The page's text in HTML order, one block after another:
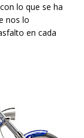
lo que se ha
nos lo
en cada